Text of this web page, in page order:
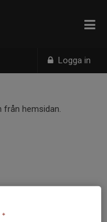
Logga in
från hemsidan.